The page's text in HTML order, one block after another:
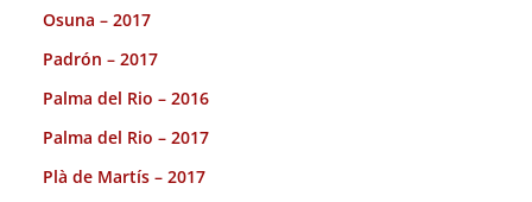
Osuna – 2017
Padrón – 2017
Palma del Rio – 2016
Palma del Rio – 2017
Plà de Martís – 2017